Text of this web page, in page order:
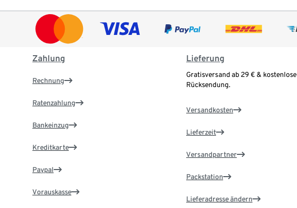
Zahlung
Rechnung
Ratenzahlung
Bankeinzug
Kreditkarte
Paypal
Vorauskasse
Lieferung
Gratisversand ab 29 € & kostenlose
Rücksendung.
Versandkosten
Lieferzeit
Versandpartner
Packstation
Lieferadresse ändern